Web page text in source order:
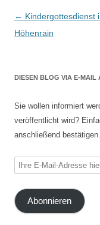
Beitragsnavigation
← Kindergottesdienst
Höhenrain
DIESEN BLOG VIA E-MAIL
Sie wollen informiert
veröffentlicht wird?
anschließend bestätigen.
Ihre
Mail-
Adresse
Abonnieren